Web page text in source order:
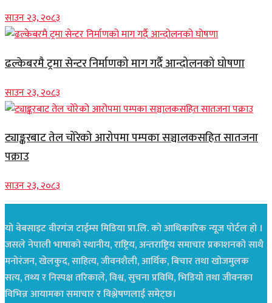
साउन २३, २०८३
ढल्केबरमै ट्रमा सेन्टर निर्माणको माग गर्दै आन्दोलनको घोषणा
साउन २३, २०८३
ट्याङ्करबाट तेल चोरेको आरोपमा पम्पका सञ्चालकसहित सातजना
पक्राउ
साउन २३, २०८३
यो वेबसाइट वीरगंज टाईम्स मिडिया प्रा.लि. को आधिकारिक न्यूज पोर्टल हो ।
जसले नेपाली भाषाको स्थानीय, राष्ट्रिय, अन्तराष्ट्रिय समाचार प्रकाशनको साथै
मनोरंजन, खेलकुद, साहित्य, जीवनशैली, आर्थिक, बिचार तथा खोजमुलक
सत्य, तथ्य र निस्पक्ष तरिकाले, विश्व, सुचना प्रविधि, भिडियो तथा जीवनका
विभिन्न आयामका समाचार र विश्लेषणलाई समेट्छ।